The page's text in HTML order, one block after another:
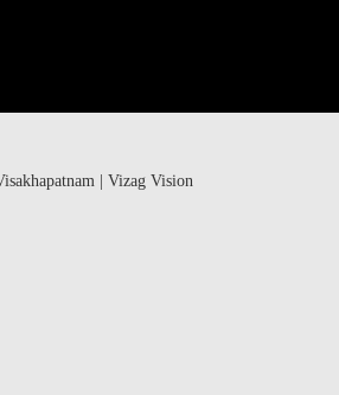
| Vizag Vision